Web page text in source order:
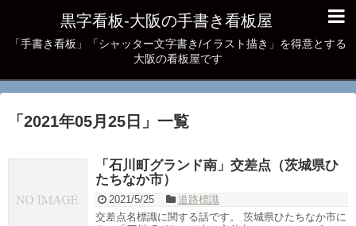
黒字看板‐大阪の手書き看板屋
「手書き看板」「シャッター文字書き/イラスト描き」を得意とする
大阪の看板屋です
「 2021年05月25日 」 一覧
「石川町グランド南」交差点（茨城県ひ
たちなか市）
2021/5/25
道路標識
交差点名標識に関する話です。 茨城県ひたちなか市に